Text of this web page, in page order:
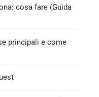
cosa fare (Guida
principali e come